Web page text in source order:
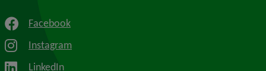
Facebook
Instagram
LinkedIn